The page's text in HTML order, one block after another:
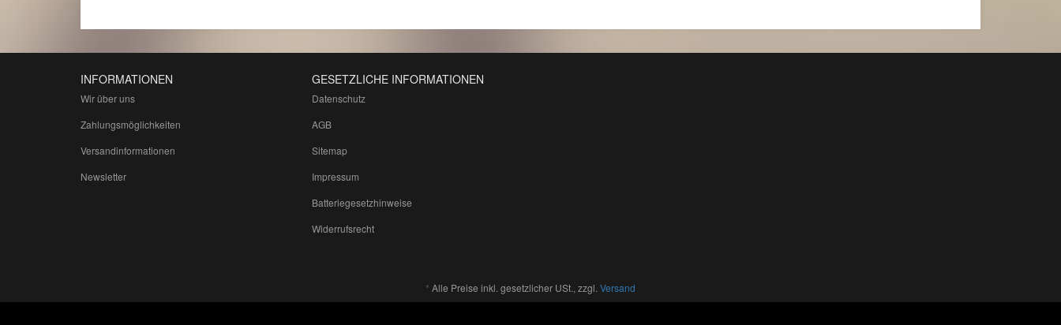
INFORMATIONEN
Wir über uns
Zahlungsmöglichkeiten
Versandinformationen
Newsletter
GESETZLICHE INFORMATIONEN
Datenschutz
AGB
Sitemap
Impressum
Batteriegesetzhinweise
Widerrufsrecht
* Alle Preise inkl. gesetzlicher USt., zzgl. Versand